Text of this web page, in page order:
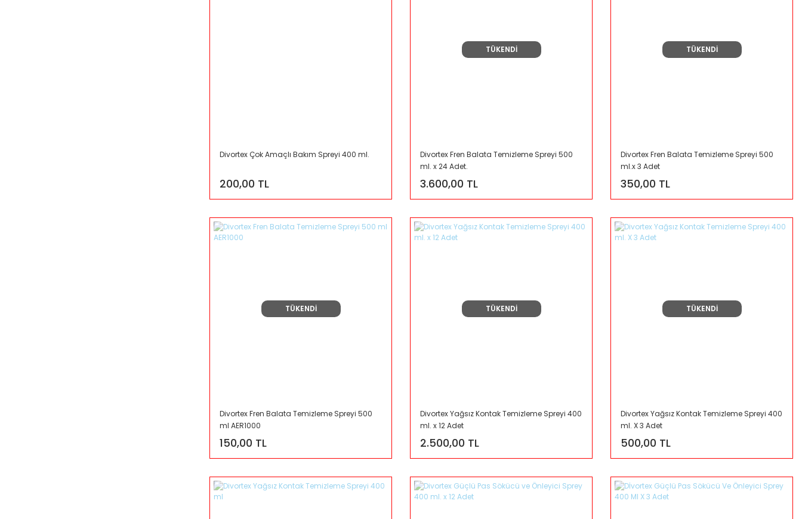
Divortex Çok Amaçlı Bakım Spreyi 400 ml.
200,00 TL
TÜKENDİ
Divortex Fren Balata Temizleme Spreyi 500
ml. x 24 Adet.
3.600,00 TL
TÜKENDİ
Divortex Fren Balata Temizleme Spreyi 500
ml.x 3 Adet
350,00 TL
TÜKENDİ
Divortex Fren Balata Temizleme Spreyi 500
ml AER1000
150,00 TL
TÜKENDİ
Divortex Yağsız Kontak Temizleme Spreyi 400
ml. x 12 Adet
2.500,00 TL
TÜKENDİ
Divortex Yağsız Kontak Temizleme Spreyi 400
ml. X 3 Adet
500,00 TL